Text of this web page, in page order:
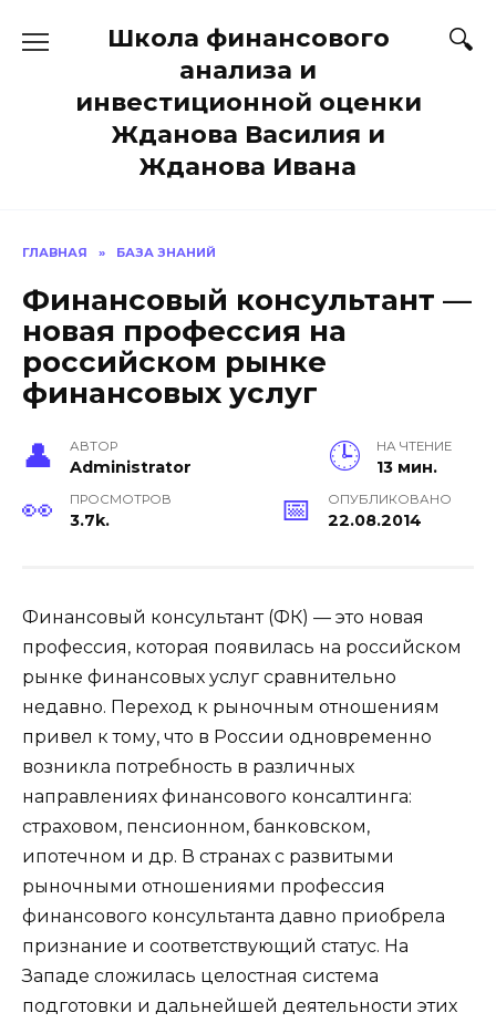
Школа финансового
анализа и
инвестиционной оценки
Жданова Василия и
Жданова Ивана
ГЛАВНАЯ » БАЗА ЗНАНИЙ
Финансовый консультант —
новая профессия на
российском рынке
финансовых услуг
АВТОР
Administrator
НА ЧТЕНИЕ
13 мин.
ПРОСМОТРОВ
3.7k.
ОПУБЛИКОВАНО
22.08.2014
Финансовый консультант (ФК) — это новая
профессия, которая появилась на российском
рынке финансовых услуг сравнительно
недавно. Переход к рыночным отношениям
привел к тому, что в России одновременно
возникла потребность в различных
направлениях финансового консалтинга:
страховом, пенсионном, банковском,
ипотечном и др. В странах с развитыми
рыночными отношениями профессия
финансового консультанта давно приобрела
признание и соответствующий статус. На
Западе сложилась целостная система
подготовки и дальнейшей деятельности этих